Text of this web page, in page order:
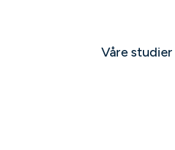
Våre studier